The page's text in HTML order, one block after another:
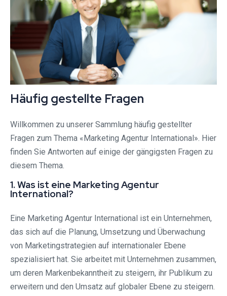
Häufig gestellte Fragen
Willkommen zu unserer Sammlung häufig gestellter
Fragen zum Thema «Marketing Agentur International». Hier
finden Sie Antworten auf einige der gängigsten Fragen zu
diesem Thema.
1. Was ist eine Marketing Agentur
International?
Eine Marketing Agentur International ist ein Unternehmen,
das sich auf die Planung, Umsetzung und Überwachung
von Marketingstrategien auf internationaler Ebene
spezialisiert hat. Sie arbeitet mit Unternehmen zusammen,
um deren Markenbekanntheit zu steigern, ihr Publikum zu
erweitern und den Umsatz auf globaler Ebene zu steigern.